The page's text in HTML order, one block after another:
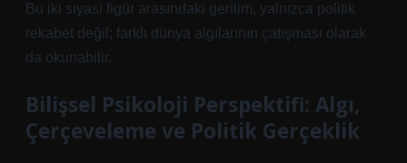
Bu iki siyasi figür arasındaki gerilim, yalnızca politik
rekabet değil; farklı dünya algılarının çatışması olarak
da okunabilir.
Bilişsel Psikoloji Perspektifi: Algı,
Çerçeveleme ve Politik Gerçeklik